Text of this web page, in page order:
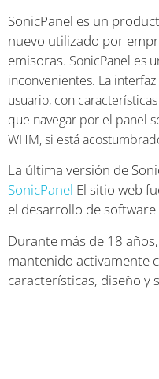
SonicPanel es un
nuevo utilizado por
emisoras. SonicPanel es
inconvenientes. La
usuario, con
que navegar por el panel
WHM, si está
La última versión de
SonicPanel El sitio web
el desarrollo de
Durante más de 18
mantenido activamente
características, diseño y